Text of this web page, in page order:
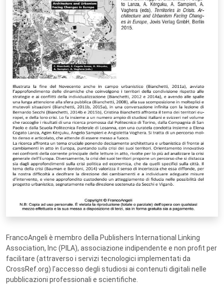
FrancoAngeli è membro della Publishers International Linking
Association, Inc (PILA), associazione indipendente e non profit per
facilitare (attraverso i servizi tecnologici implementati da
CrossRef.org) l’accesso degli studiosi ai contenuti digitali nelle
pubblicazioni professionali e scientifiche.